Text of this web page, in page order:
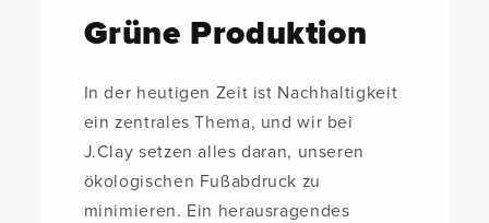
Grüne Produktion
In der heutigen Zeit ist Nachhaltigkeit
ein zentrales Thema, und wir bei
J.Clay setzen alles daran, unseren
ökologischen Fußabdruck zu
minimieren. Ein herausragendes